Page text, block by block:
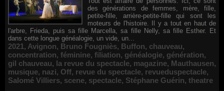
des générations de femmes, mère, fille,
petite-fille, arrière-petite-fille qui sont les
moteurs de l'histoire. Il y a tout en haut de
l'arbre, Frieda, puis sa fille Marcella, sa fille Nelly, sa fille Esther. Et
dans cette longue généalogie, un vide, un...
2021, Avignon, Bruno Fougniès, Buffon, chauveau,
concentration, féminine, filiation, généalogie, génération,
gil chauveau, la revue du spectacle, magazine, Mauthausen,
musique, nazi, Off, revue du spectacle, revueduspectacle,
Salomé Villiers, scene, spectacle, Stéphane Guérin, theatre